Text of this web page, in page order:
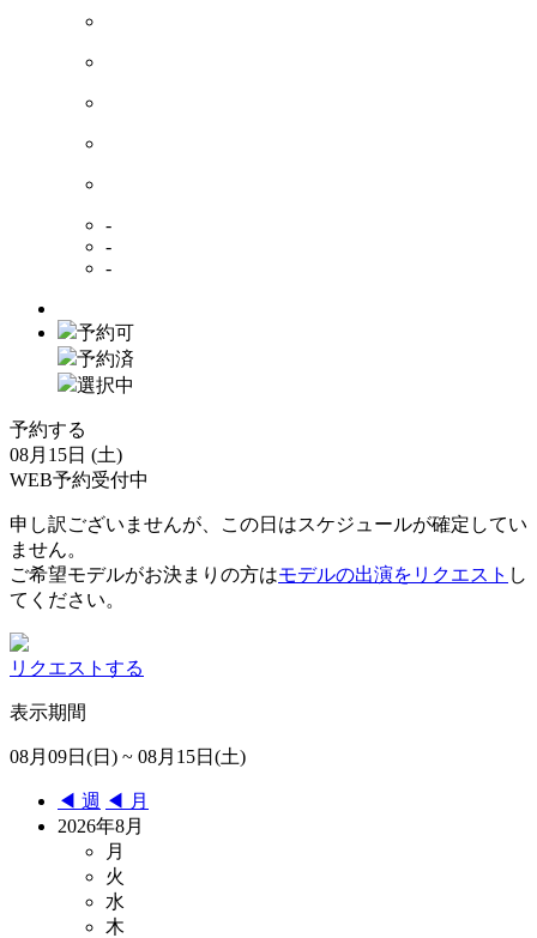
-
-
-
予約可
予約済
選択中
予約する
08月15日 (土)
WEB予約受付中
申し訳ございませんが、この日はスケジュールが確定してい
ません。
ご希望モデルがお決まりの方はモデルの出演をリクエスト し
てください。
リクエストする
表示期間
08月09日(日) ~ 08月15日(土)
◀︎ 週 ◀︎ 月
2026年8月
月
火
水
木